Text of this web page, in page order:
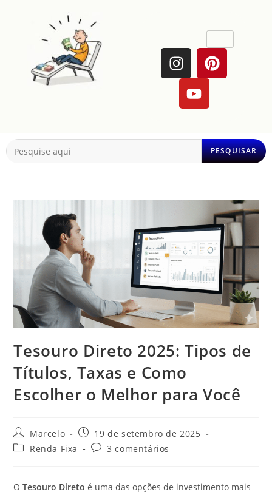
PESQUISAR
Tesouro Direto 2025: Tipos de
Títulos, Taxas e Como
Escolher o Melhor para Você
Marcelo
19 de setembro de 2025
Renda Fixa
3 comentários
OTesouro Direto é uma das opções de investimento mais